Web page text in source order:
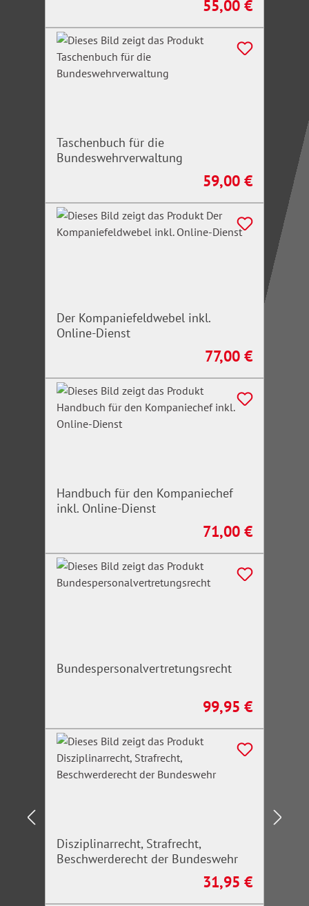
Regulärer Preis:
55,00 €
Taschenbuch für die
Bundeswehrverwaltung
Regulärer Preis:
59,00 €
Der Kompaniefeldwebel inkl.
Online-Dienst
Regulärer Preis:
77,00 €
Handbuch für den Kompaniechef
inkl. Online-Dienst
Regulärer Preis:
71,00 €
Bundespersonalvertretungsrecht
Regulärer Preis:
99,95 €
Disziplinarrecht, Strafrecht,
Beschwerderecht der Bundeswehr
Regulärer Preis:
31,95 €